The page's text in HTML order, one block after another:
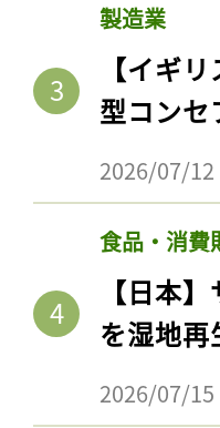
製造業
【イギ
型コンセ
2026/07/12
食品・消費
【日本
を湿地
2026/07/15